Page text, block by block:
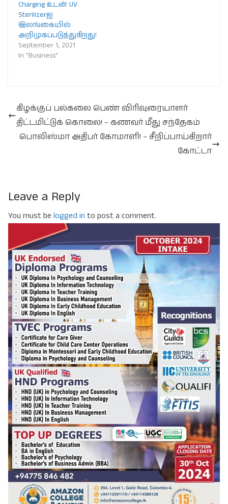
Charging உடன் UV
Sterilizerஐ
இலங்கையில்
அறிமுகப்படுத்துகிறது!
September 1, 2021
In "Business"
கிழக்குப் பல்கலை பெண் விரிவுரையாளர்
திட்டமிட்டுக் கொலை! – கணவர் மீது சந்தேகம்
பொலிஸ்மா அதிபர் கோமாளி! – சீறிப்பாய்கிறார்
கோட்டா
Leave a Reply
You must be logged in to post a comment.